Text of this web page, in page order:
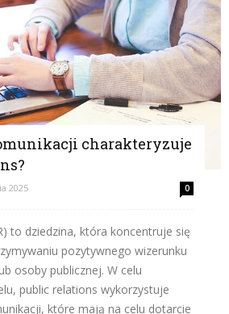
charakteryzuje
2025 0
to dziedzina, która koncentruje się
pozytywnego wizerunku
osoby publicznej. W celu
public relations wykorzystuje
które mają na celu dotarcie